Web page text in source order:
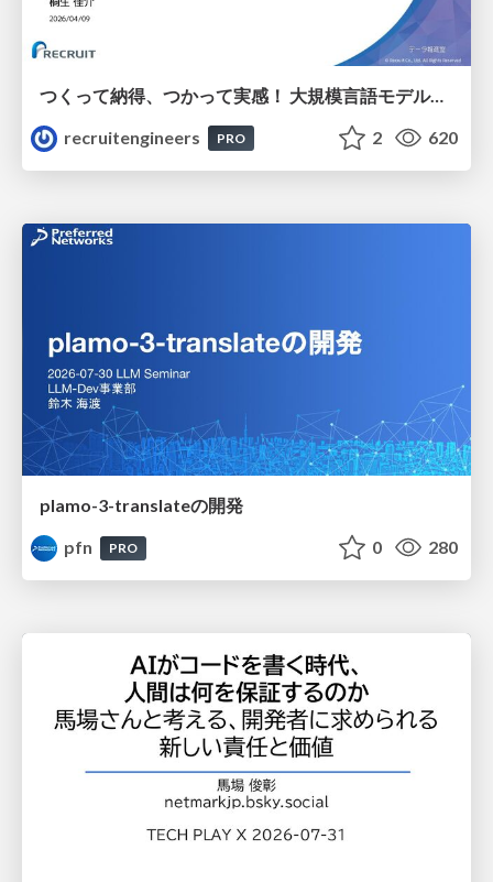
つくって納得、つかって実感！ 大規模言語モデルことはじめ ver2.0
recruitengineers
PRO 2 620
plamo-3-translateの開発
pfn
PRO 0 280